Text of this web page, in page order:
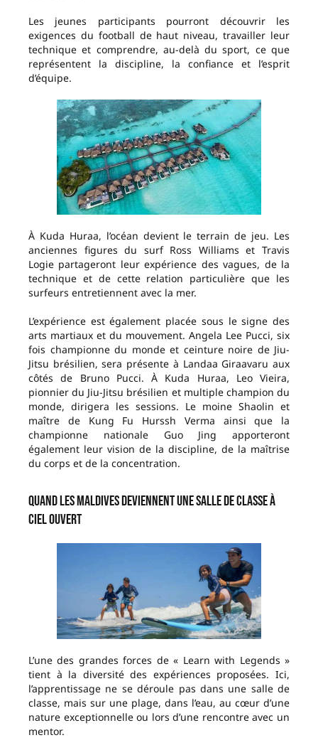
Les jeunes participants pourront découvrir les
exigences du football de haut niveau, travailler leur
technique et comprendre, au-delà du sport, ce que
représentent la discipline, la confiance et l’esprit
d’équipe.
À Kuda Huraa, l’océan devient le terrain de jeu. Les
anciennes figures du surf Ross Williams et Travis
Logie partageront leur expérience des vagues, de la
technique et de cette relation particulière que les
surfeurs entretiennent avec la mer.
L’expérience est également placée sous le signe des
arts martiaux et du mouvement. Angela Lee Pucci, six
fois championne du monde et ceinture noire de Jiu-
Jitsu brésilien, sera présente à Landaa Giraavaru aux
côtés de Bruno Pucci. À Kuda Huraa, Leo Vieira,
pionnier du Jiu-Jitsu brésilien et multiple champion du
monde, dirigera les sessions. Le moine Shaolin et
maître de Kung Fu Hurssh Verma ainsi que la
championne nationale Guo Jing apporteront
également leur vision de la discipline, de la maîtrise
du corps et de la concentration.
Quand les Maldives deviennent une salle de classe à
ciel ouvert
L’une des grandes forces de « Learn with Legends »
tient à la diversité des expériences proposées. Ici,
l’apprentissage ne se déroule pas dans une salle de
classe, mais sur une plage, dans l’eau, au cœur d’une
nature exceptionnelle ou lors d’une rencontre avec un
mentor.